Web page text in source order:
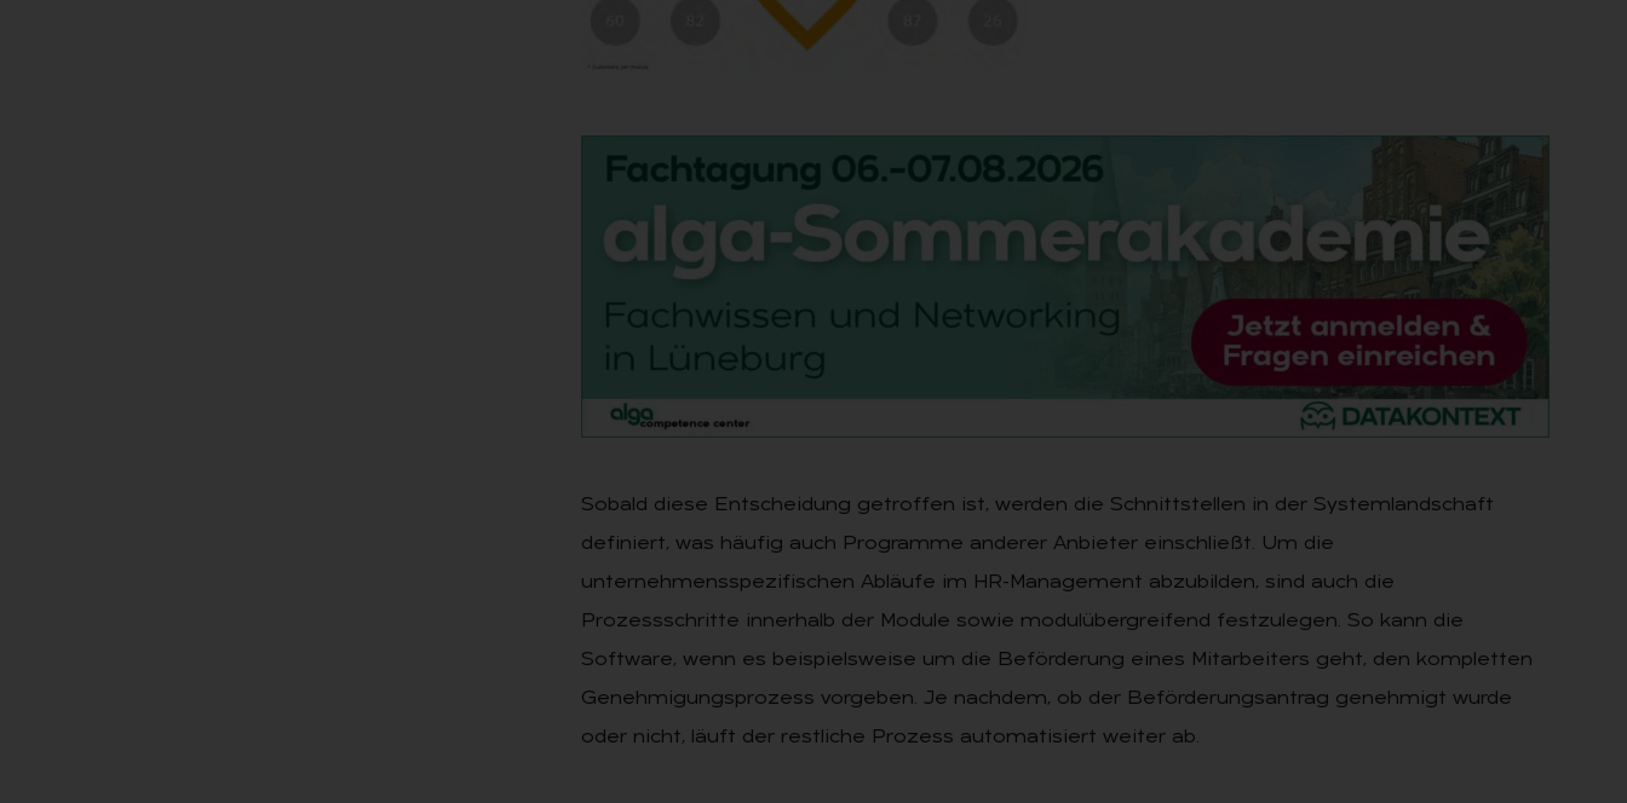
Sobald diese Entscheidung getroffen ist, werden die Schnittstellen in der Systemlandschaft
definiert, was häufig auch Programme anderer Anbieter einschließt. Um die
unternehmensspezifischen Abläufe im HR-Management abzubilden, sind auch die
Prozessschritte innerhalb der Module sowie modulübergreifend festzulegen. So kann die
Software, wenn es beispielsweise um die Beförderung eines Mitarbeiters geht, den kompletten
Genehmigungsprozess vorgeben. Je nachdem, ob der Beförderungsantrag genehmigt wurde
oder nicht, läuft der restliche Prozess automatisiert weiter ab.